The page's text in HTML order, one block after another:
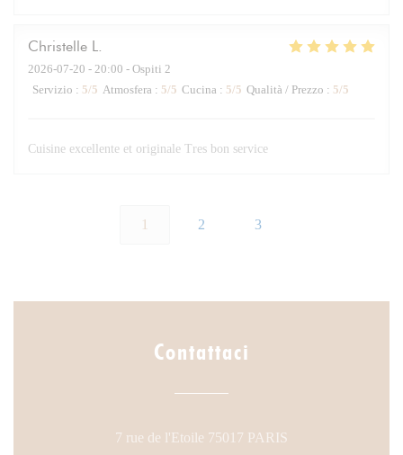
Christelle L
2026-07-20 - 20:00 - Ospiti 2
Servizio : 5/5 Atmosfera : 5/5 Cucina : 5/5 Qualità / Prezzo : 5/5
Cuisine excellente et originale Tres bon service
1 2 3
Contattaci
7 rue de l'Etoile 75017 PARIS